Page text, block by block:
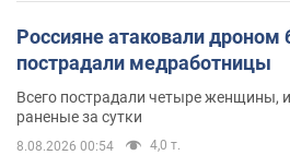
Россияне атаковали дроном
пострадали медработницы
Всего пострадали четыре женщины,
раненые за сутки
8.08.2026 00:54 4,0 т.